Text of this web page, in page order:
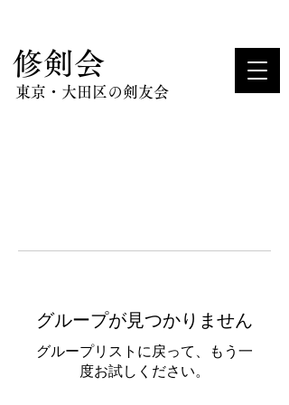
​修剣会
東京・大田区の剣友会
グループが見つかりません
グループリストに戻って、もう一
度お試しください。